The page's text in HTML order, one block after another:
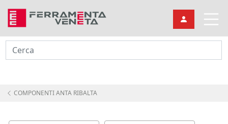
Cerca
COMPONENTI ANTA RIBALTA